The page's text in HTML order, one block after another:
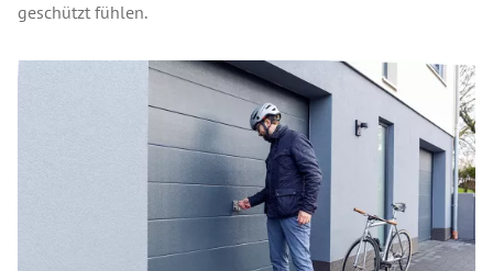
geschützt fühlen.